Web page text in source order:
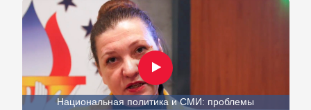
Национальная политика и СМИ: проблемы